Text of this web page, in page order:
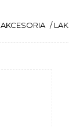
AKCESORIA /